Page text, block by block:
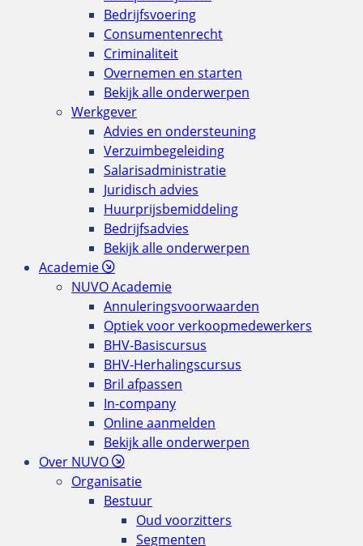
Bedrijfsvoering
Consumentenrecht
Criminaliteit
Overnemen en starten
Bekijk alle onderwerpen
Werkgever
Advies en ondersteuning
Verzuimbegeleiding
Salarisadministratie
Juridisch advies
Huurprijsbemiddeling
Bedrijfsadvies
Bekijk alle onderwerpen
Academie
NUVO Academie
Annuleringsvoorwaarden
Optiek voor verkoopmedewerkers
BHV-Basiscursus
BHV-Herhalingscursus
Bril afpassen
In-company
Online aanmelden
Bekijk alle onderwerpen
Over NUVO
Organisatie
Bestuur
Oud voorzitters
Segmenten